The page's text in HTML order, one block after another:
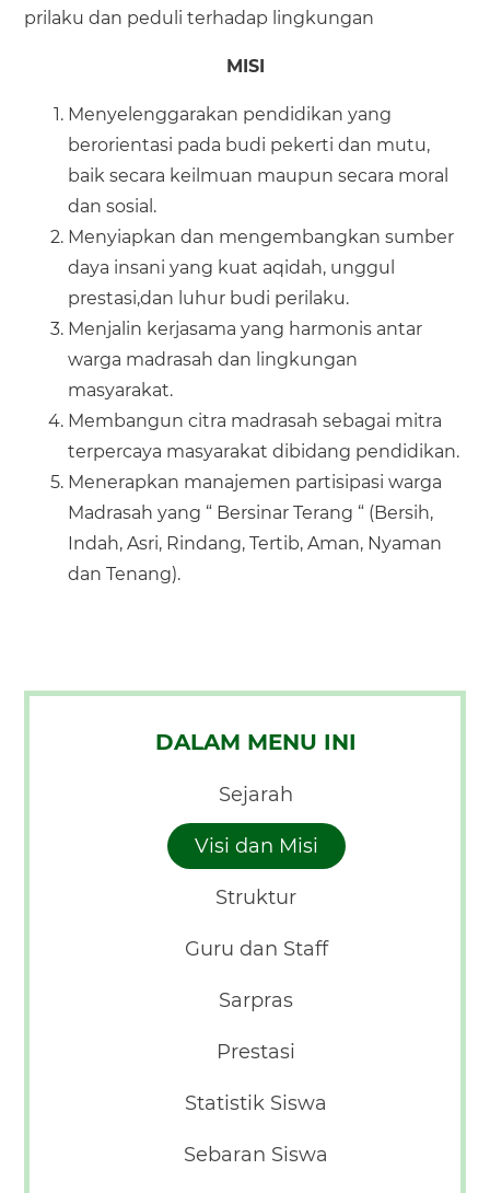
prilaku dan peduli terhadap lingkungan
MISI
Menyelenggarakan pendidikan yang
berorientasi pada budi pekerti dan mutu,
baik secara keilmuan maupun secara moral
dan sosial.
Menyiapkan dan mengembangkan sumber
daya insani yang kuat aqidah, unggul
prestasi,dan luhur budi perilaku.
Menjalin kerjasama yang harmonis antar
warga madrasah dan lingkungan
masyarakat.
Membangun citra madrasah sebagai mitra
terpercaya masyarakat dibidang pendidikan.
Menerapkan manajemen partisipasi warga
Madrasah yang “ Bersinar Terang “ (Bersih,
Indah, Asri, Rindang, Tertib, Aman, Nyaman
dan Tenang).
DALAM MENU INI
Sejarah
Visi dan Misi
Struktur
Guru dan Staff
Sarpras
Prestasi
Statistik Siswa
Sebaran Siswa